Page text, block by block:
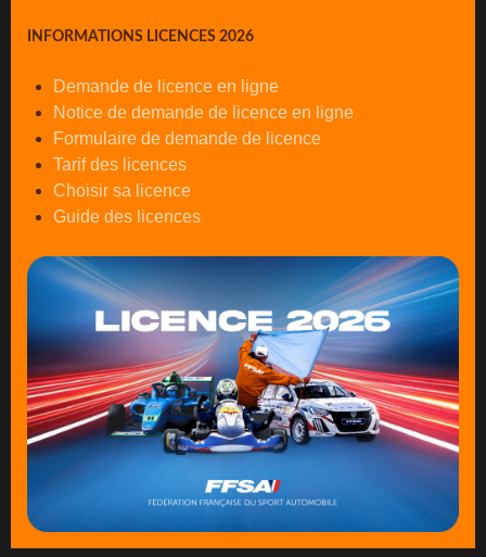
INFORMATIONS LICENCES 2026
Demande de licence en ligne
Notice de demande de licence en ligne
Formulaire de demande de licence
Tarif des licences
Choisir sa licence
Guide des licences